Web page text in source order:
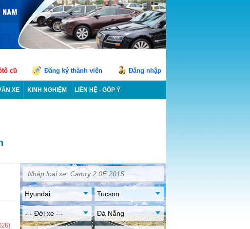
cũ Đăng ký thành viên Đăng nhập
XE KINH NGHIỆM LIÊN HỆ - GÓP Ý
Hyundai Tucson
--- Đời xe --- Đà Nẵng